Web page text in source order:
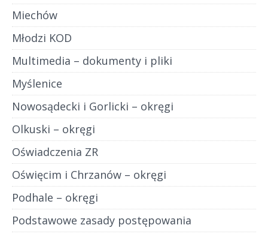
Miechów
Młodzi KOD
Multimedia – dokumenty i pliki
Myślenice
Nowosądecki i Gorlicki – okręgi
Olkuski – okręgi
Oświadczenia ZR
Oświęcim i Chrzanów – okręgi
Podhale – okręgi
Podstawowe zasady postępowania